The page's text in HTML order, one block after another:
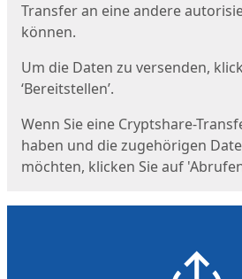
Transfer an eine andere
können.
Um die Daten zu versenden,
‘Bereitstellen’.
Wenn Sie eine Cryptshare-
haben und die zugehörigen
möchten, klicken Sie auf